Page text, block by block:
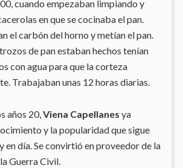
cuando empezaban limpiando y
en que se cocinaba el pan.
el carbón del horno y metían el pan.
de pan estaban hechos tenían
con agua para que la corteza
Trabajaban unas 12 horas diarias.
años 20, Viena Capellanes ya
y la popularidad que sigue
en día. Se convirtió en proveedor de la
Guerra Civil.